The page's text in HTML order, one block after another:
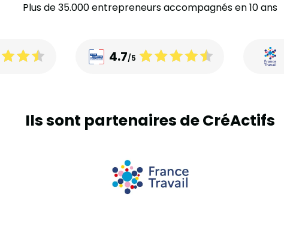
Plus de 35.000 entrepreneurs accompagnés en 10 ans
4.7/5
Ils sont partenaires de CréActifs